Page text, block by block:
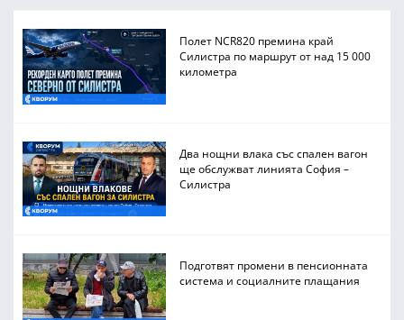
Полет NCR820 премина край
Силистра по маршрут от над 15 000
километра
Два нощни влака със спален вагон
ще обслужват линията София –
Силистра
Подготвят промени в пенсионната
система и социалните плащания